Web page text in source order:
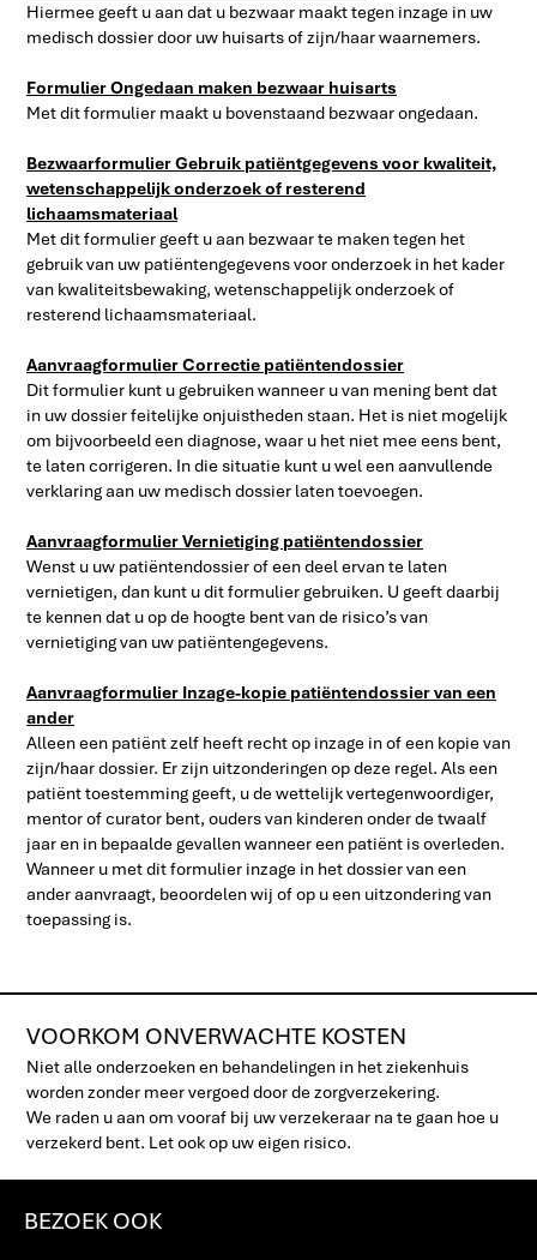
Hiermee geeft u aan dat u bezwaar maakt tegen inzage in uw
medisch dossier door uw huisarts of zijn/haar waarnemers.
Formulier Ongedaan maken bezwaar huisarts
Met dit formulier maakt u bovenstaand bezwaar ongedaan.
Bezwaarformulier Gebruik patiëntgegevens voor kwaliteit,
wetenschappelijk onderzoek of resterend
lichaamsmateriaal
Met dit formulier geeft u aan bezwaar te maken tegen het
gebruik van uw patiëntengegevens voor onderzoek in het kader
van kwaliteitsbewaking, wetenschappelijk onderzoek of
resterend lichaamsmateriaal.
Aanvraagformulier Correctie patiëntendossier
Dit formulier kunt u gebruiken wanneer u van mening bent dat
in uw dossier feitelijke onjuistheden staan. Het is niet mogelijk
om bijvoorbeeld een diagnose, waar u het niet mee eens bent,
te laten corrigeren. In die situatie kunt u wel een aanvullende
verklaring aan uw medisch dossier laten toevoegen.
Aanvraagformulier Vernietiging patiëntendossier
Wenst u uw patiëntendossier of een deel ervan te laten
vernietigen, dan kunt u dit formulier gebruiken. U geeft daarbij
te kennen dat u op de hoogte bent van de risico’s van
vernietiging van uw patiëntengegevens.
Aanvraagformulier Inzage-kopie patiëntendossier van een
ander
Alleen een patiënt zelf heeft recht op inzage in of een kopie van
zijn/haar dossier. Er zijn uitzonderingen op deze regel. Als een
patiënt toestemming geeft, u de wettelijk vertegenwoordiger,
mentor of curator bent, ouders van kinderen onder de twaalf
jaar en in bepaalde gevallen wanneer een patiënt is overleden.
Wanneer u met dit formulier inzage in het dossier van een
ander aanvraagt, beoordelen wij of op u een uitzondering van
toepassing is.
VOORKOM ONVERWACHTE KOSTEN
Niet alle onderzoeken en behandelingen in het ziekenhuis
worden zonder meer vergoed door de zorgverzekering.
We raden u aan om vooraf bij uw verzekeraar na te gaan hoe u
verzekerd bent. Let ook op uw eigen risico.
BEZOEK OOK